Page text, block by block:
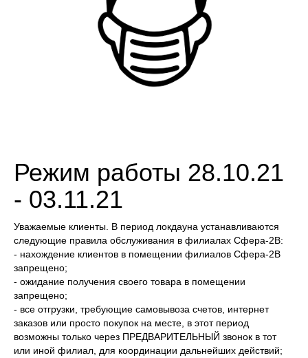
Режим работы 28.10.21
- 03.11.21
Уважаемые клиенты. В период локдауна устанавливаются
следующие правила обслуживания в филиалах Сфера-2В:
- нахождение клиентов в помещении филиалов Сфера-2В
запрещено;
- ожидание получения своего товара в помещении
запрещено;
- все отгрузки, требующие самовывоза счетов, интернет
заказов или просто покупок на месте, в этот период
возможны только через ПРЕДВАРИТЕЛЬНЫЙ звонок в тот
или иной филиал, для координации дальнейших действий;